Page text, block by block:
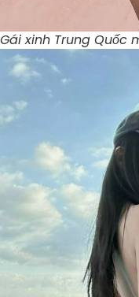
Gái xinh Trung Quốc